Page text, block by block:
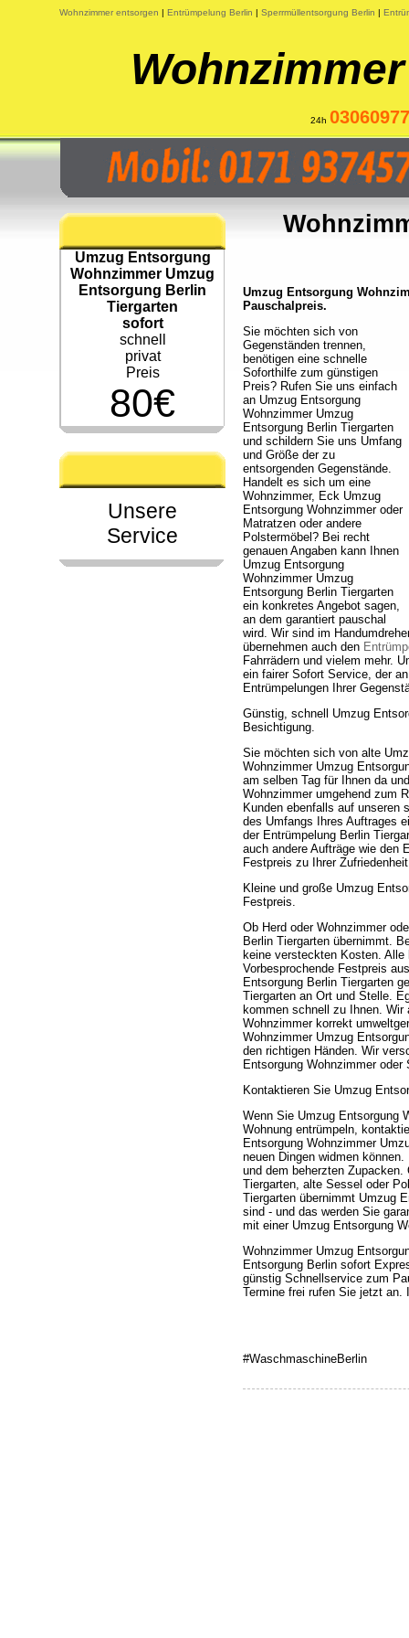
Wohnzimmer entsorgen | Entrümpelung Berlin | Sperrmüllentsorgung Berlin |
24h
Umzug Entsorgung
Wohnzimmer Umzug
Entsorgung Berlin
Tiergarten
sofort
schnell
privat
Preis
80€
Unsere
Service
Umzug Entsorgung
Pauschalpreis.
Sie möchten sich von
Gegenständen trennen,
benötigen eine schnelle
Soforthilfe zum günstigen
Preis? Rufen Sie uns einfach
an Umzug Entsorgung
Wohnzimmer Umzug
Entsorgung Berlin Tiergarten
und schildern Sie uns Umfang
und Größe der zu
entsorgenden Gegenstände.
Handelt es sich um eine
Wohnzimmer, Eck Umzug
Entsorgung Wohnzimmer oder
Matratzen oder andere
Polstermöbel? Bei recht
genauen Angaben kann Ihnen
Umzug Entsorgung
Wohnzimmer Umzug
Entsorgung Berlin Tiergarten
ein konkretes Angebot sagen,
an dem garantiert pauschal
wird. Wir sind im
übernehmen auch den
Fahrrädern und vielem mehr.
ein fairer Sofort Service, der
Entrümpelungen Ihrer
Günstig, schnell Umzug
Besichtigung.
Sie möchten sich von alte
Wohnzimmer Umzug
am selben Tag für Ihnen da
Wohnzimmer umgehend zum
Kunden ebenfalls auf unseren
des Umfangs Ihres Auftrages
der Entrümpelung Berlin
auch andere Aufträge wie den
Festpreis zu Ihrer
Kleine und große Umzug
Festpreis.
Ob Herd oder Wohnzimmer
Berlin Tiergarten übernimmt.
keine versteckten Kosten.
Vorbesprochende Festpreis
Entsorgung Berlin Tiergarten
Tiergarten an Ort und Stelle.
kommen schnell zu Ihnen.
Wohnzimmer korrekt
Wohnzimmer Umzug
den richtigen Händen. Wir
Entsorgung Wohnzimmer
Kontaktieren Sie Umzug
Wenn Sie Umzug Entsorgung
Wohnung entrümpeln,
Entsorgung Wohnzimmer
neuen Dingen widmen
und dem beherzten
Tiergarten, alte Sessel oder
Tiergarten übernimmt Umzug
sind - und das werden Sie
mit einer Umzug Entsorgung
Wohnzimmer Umzug
Entsorgung Berlin sofort
günstig Schnellservice zum
Termine frei rufen Sie jetzt an.
#WaschmaschineBerlin